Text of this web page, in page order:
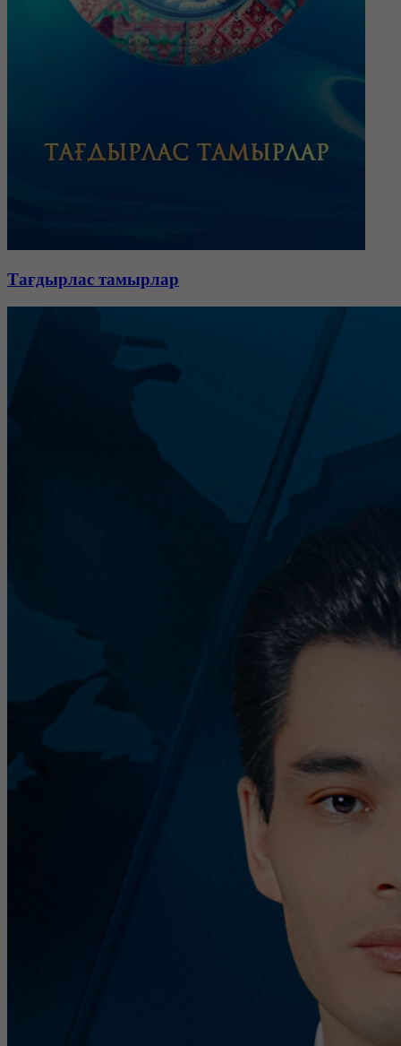
Тағдырлас тамырлар